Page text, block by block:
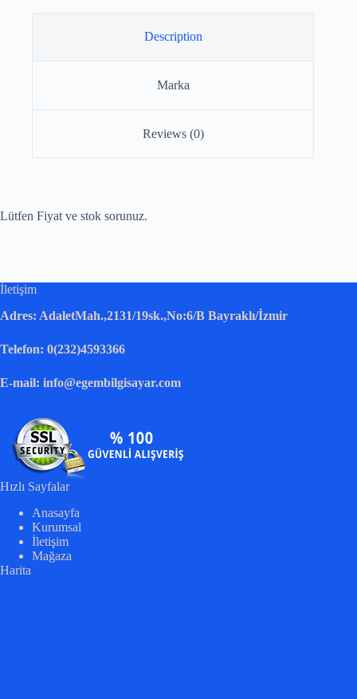
Description
Marka
Reviews (0)
Lütfen Fiyat ve stok sorunuz.
İletişim
Adres: AdaletMah.,2131/19sk.,No:6/B Bayraklı/İzmir
Telefon: 0(232)4593366
E-mail: info@egembilgisayar.com
Hızlı Sayfalar
Anasayfa
Kurumsal
İletişim
Mağaza
Harita